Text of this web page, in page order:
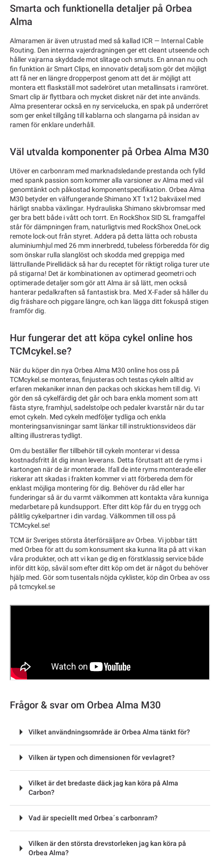
Smarta och funktionella detaljer på Orbea
Alma
Almaramen är även utrustad med så kallad ICR — Internal Cable
Routing. Den interrna vajerdragningen ger ett cleant utseende och
håller vajrarna skyddade mot slitage och smuts. En annan nu och
fin funktion är Smart Clips, en innovativ detalj som gör det möjligt
att få ner en längre dropperpost genom att det är möjligt att
montera ett flaskställ mot sadelröret utan metallinsats i ramröret.
Smart clip är flyttbara och mycket diskret när det inte används.
Alma presenterar också en ny servicelucka, en spak på underröret
som ger enkel tillgång till kablarna och slangarna på insidan av
ramen för enklare underhåll.
Väl utvalda komponenter på Orbea Alma M30
Utöver en carbonram med marknadsledande prestanda och fylld
med spank passion som kommer alla varsioner av Alma med väl
genomtänkt och påkostad komponentspecifikation. Orbea Alma
M30 betyder en välfungerande Shimano XT 1x12 bakväxel med
härligt snabba växlingar. Hydrauliska Shimano skivbromsar med
ger bra bett både i vått och torrt. En RockShox SID SL framgaffel
står för dämpningen fram, naturligtvis med RockShox OneLock
remote lock-out från styret. Addera på detta lätta och robusta
aluminiumhjul med 26 mm innerbredd, tubeless förberedda för dig
som önskar rulla slanglöst och skodda med greppiga med
lättrullande Pirellidäck så har du receptet för riktigt roliga turer ute
på stigarna! Det är kombinationen av optimerad geometri och
optimerade detaljer som gör att Alma är så lätt, men också
hanterar pedalkraften så fantastisk bra. Med X-Fader så håller du
dig fräshare och piggare längre, och kan lägga ditt fokuspå stigen
framför dig.
Hur fungerar det att köpa cykel online hos
TCMcykel.se?
När du köper din nya Orbea Alma M30 online hos oss på
TCMcykel.se monteras, finjusteras och testas cykeln alltid av
erfaren mekaniker innan den packas och skickas hem till dig. Vi
gör den så cykelfärdig det går och bara enkla moment som att
fästa styre, framhjul, sadelstolpe och pedaler kvarstår när du tar
emot cykeln. Med cykeln medföljer tydliga och enkla
monteringsanvisningar samt länkar till instruktionsvideos där
allting illustreras tydligt.
Om du beställer fler tillbehör till cykeln monterar vi dessa
kostnadsfritt åt dig innan leverans. Detta förutsatt att de ryms i
kartongen när de är monterade. Ifall de inte ryms monterade eller
riskerar att skadas i frakten kommer vi att förbereda dem för
enklast möjliga montering för dig. Behöver du råd eller har
funderingar så är du varmt välkommen att kontakta våra kunniga
medarbetare på kundsupport. Efter ditt köp får du en trygg och
pålitlig cykelpartner i din vardag. Välkommen till oss på
TCMcykel.se!
TCM är Sveriges största återförsäljare av Orbea. Vi jobbar tätt
med Orbea för att du som konsument ska kunna lita på att vi kan
våra produkter, och att vi kan ge dig en förstklassig service både
inför ditt köp, såväl som efter ditt köp om det är något du behöver
hjälp med. Gör som tusentals nöjda cyklister, köp din Orbea av oss
på tcmcykel.se
Frågor & svar om Orbea Alma M30
Vilket användningsområde är Orbea Alma tänkt för?
Vilken är typen och dimensionen för vevlagret?
Vilket är det bredaste däck jag kan köra på Alma
Carbon?
Vad är speciellt med Orbea´s carbonram?
Vilken är den största drevstorleken jag kan köra på
Orbea Alma?